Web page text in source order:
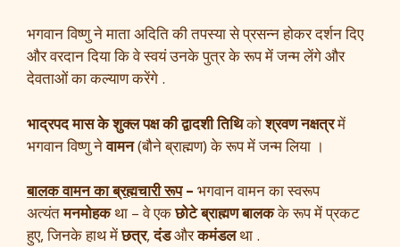
भगवान विष्णु ने माता अदिति की तपस्या से प्रसन्न होकर दर्शन दिए
और वरदान दिया कि वे स्वयं उनके पुत्र के रूप में जन्म लेंगे और
देवताओं का कल्याण करेंगे .
भाद्रपद मास के शुक्ल पक्ष की द्वादशी तिथिकोश्रवण नक्षत्रमें
भगवान विष्णु नेवामन(बौने ब्राह्मण) के रूप में जन्म लिया ।
बालक वामन का ब्रह्मचारी रूप– भगवान वामन का स्वरूप
अत्यंतमनमोहकथा – वे एकछोटे ब्राह्मण बालकके रूप में प्रकट
हुए, जिनके हाथ मेंछत्र,दंडऔरकमंडलथा .